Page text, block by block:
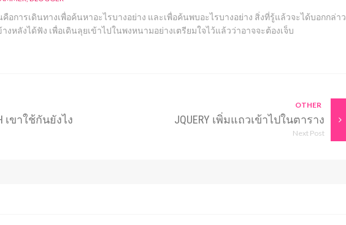
อการเดินทางเพื่อค้นหาอะไรบางอย่าง และเพื่อค้นพบอะไรบางอย่าง สิ่งที่รู้แล้วจะได้บอกกล่าว
งหลังได้ฟัง เพื่อเดินลุยเข้าไปในพงหนามอย่างเตรียมใจไว้แล้วว่าอาจจะต้องเจ็บ
เขาใช้กันยังไง
OTHER
JQUERY เพิ่มแถวเข้าไปในตาราง
Next Post